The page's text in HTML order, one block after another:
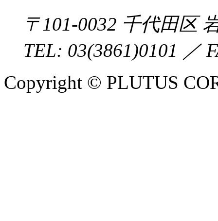
〒101-0032 千代田区
TEL: 03(3861)0101 ／
Copyright © PLUTUS